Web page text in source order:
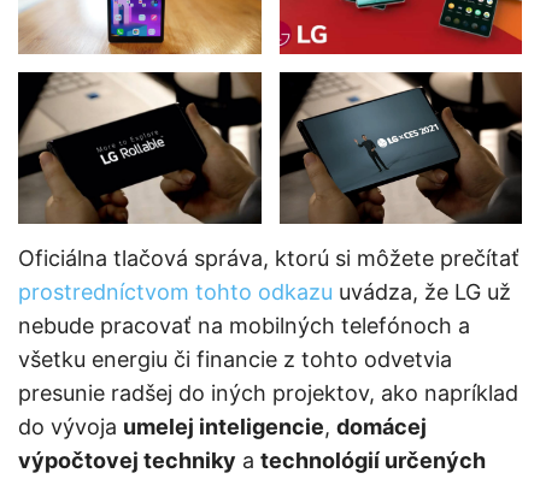
Oficiálna tlačová správa, ktorú si môžete prečítať
prostredníctvom tohto odkazu uvádza, že LG už
nebude pracovať na mobilných telefónoch a
všetku energiu či financie z tohto odvetvia
presunie radšej do iných projektov, ako napríklad
do vývoja umelej inteligencie, domácej
výpočtovej techniky a technológií určených